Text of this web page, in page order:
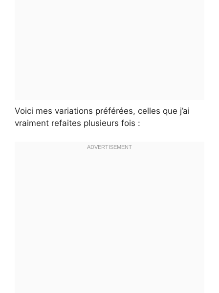
Voici mes variations préférées, celles que j’ai
vraiment refaites plusieurs fois :